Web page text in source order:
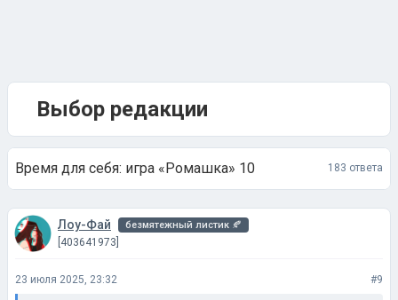
Выбор редакции
Время для себя: игра «Ромашка» 10 183 ответа
Лоу-Фай безмятежный листик 🍂
[403641973]
23 июля 2025, 23:32 #9